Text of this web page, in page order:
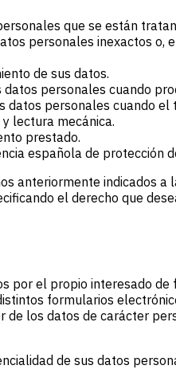
que se están
personales inexactos o,
de sus datos.
personales cuando
datos personales cuando
lectura mecánica.
prestado.
española de protección
anteriormente indicados
el derecho que
por el propio interesado
formularios
de los datos de carácter
de sus datos